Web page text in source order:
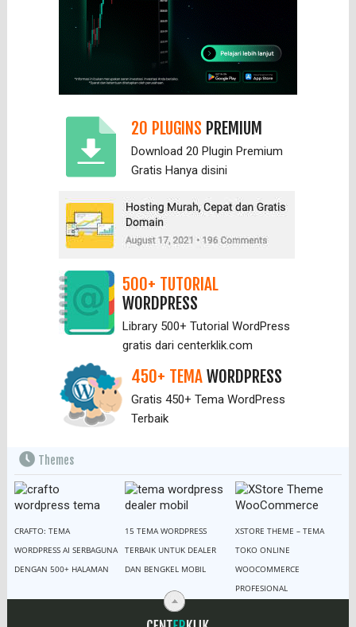
20 PLUGINS PREMIUM
Download 20 Plugin Premium
Gratis Hanya disini
500+ TUTORIAL
WORDPRESS
Library 500+ Tutorial WordPress
gratis dari centerklik.com
450+ TEMAWORDPRESS
Gratis 450+ Tema WordPress
Terbaik
Themes
CRAFTO: TEMA
WORDPRESS AI SERBAGUNA
DENGAN 500+ HALAMAN
15 TEMA WORDPRESS
TERBAIK UNTUK DEALER
DAN BENGKEL MOBIL
XSTORE THEME – TEMA
TOKO ONLINE
WOOCOMMERCE
PROFESIONAL